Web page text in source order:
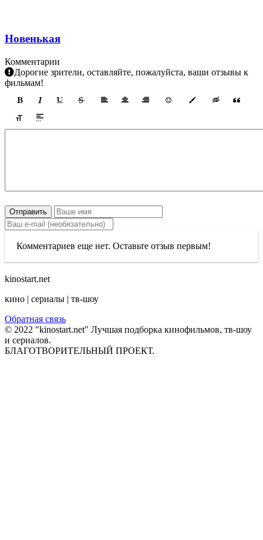
Новенькая
Комментарии
Дорогие зрители, оставляйте, пожалуйста, ваши отзывы к
фильмам!
Отправить
Комментариев еще нет. Оставьте отзыв первым!
kinostart.net
кино | сериалы | тв-шоу
Обратная связь
© 2022 "kinostart.net" Лучшая подборка кинофильмов, тв-шоу
и сериалов.
БЛАГОТВОРИТЕЛЬНЫЙ ПРОЕКТ.